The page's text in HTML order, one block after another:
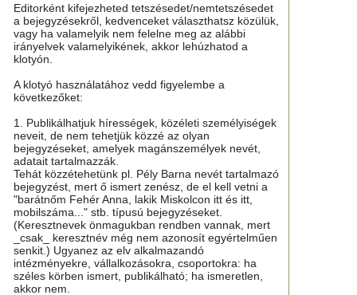
Editorként kifejezheted tetszésedet/nemtetszésedet
a bejegyzésekről, kedvenceket választhatsz közülük,
vagy ha valamelyik nem felelne meg az alábbi
irányelvek valamelyikének, akkor lehúzhatod a
klotyón.
A klotyó használatához vedd figyelembe a
következőket:
1. Publikálhatjuk hírességek, közéleti személyiségek
neveit, de nem tehetjük közzé az olyan
bejegyzéseket, amelyek magánszemélyek nevét,
adatait tartalmazzák.
Tehát közzétehetünk pl. Pély Barna nevét tartalmazó
bejegyzést, mert ő ismert zenész, de el kell vetni a
"barátnőm Fehér Anna, lakik Miskolcon itt és itt,
mobilszáma..." stb. típusú bejegyzéseket.
(Keresztnevek önmagukban rendben vannak, mert
_csak_ keresztnév még nem azonosít egyértelműen
senkit.) Ugyanez az elv alkalmazandó
intézményekre, vállalkozásokra, csoportokra: ha
széles körben ismert, publikálható; ha ismeretlen,
akkor nem.